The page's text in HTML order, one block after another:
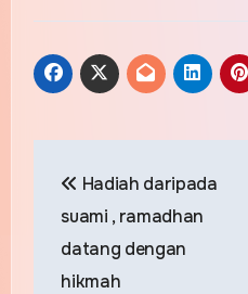
navigation
Hadiah daripada
suami , ramadhan
datang dengan
hikmah